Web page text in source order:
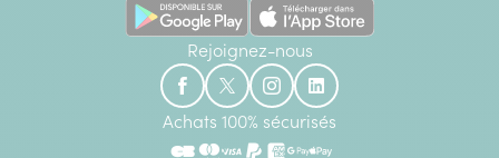
Rejoignez-nous
Achats 100% sécurisés